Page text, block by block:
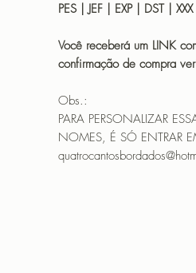
PES | JEF | EXP | DST |
Você receberá um LINK
confirmação de compra
Obs.:
PARA PERSONALIZAR
NOMES, É SÓ ENTRAR